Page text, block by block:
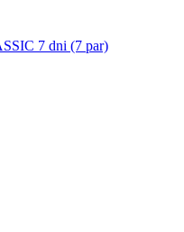
7 dni (7 par)